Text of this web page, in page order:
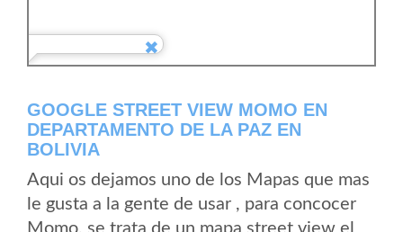
GOOGLE STREET VIEW MOMO EN
DEPARTAMENTO DE LA PAZ EN
BOLIVIA
Aqui os dejamos uno de los Mapas que mas
le gusta a la gente de usar , para concocer
Momo, se trata de un mapa street view el